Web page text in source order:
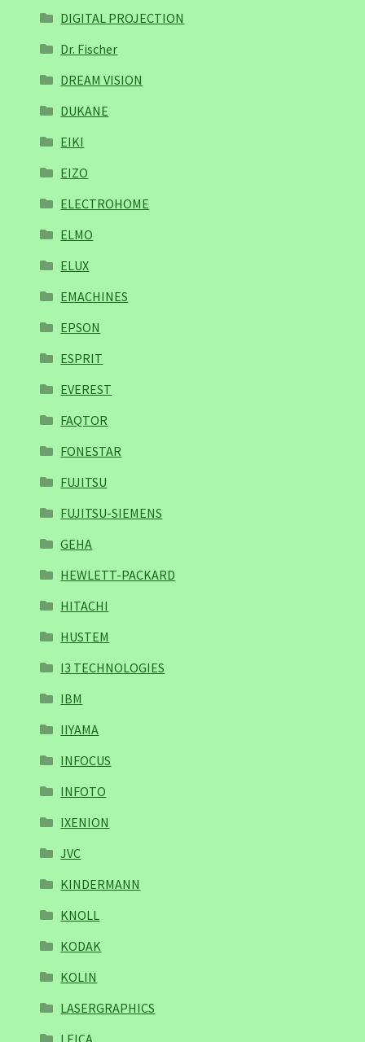
DIGITAL PROJECTION
Dr. Fischer
DREAM VISION
DUKANE
EIKI
EIZO
ELECTROHOME
ELMO
ELUX
EMACHINES
EPSON
ESPRIT
EVEREST
FAQTOR
FONESTAR
FUJITSU
FUJITSU-SIEMENS
GEHA
HEWLETT-PACKARD
HITACHI
HUSTEM
I3 TECHNOLOGIES
IBM
IIYAMA
INFOCUS
INFOTO
IXENION
JVC
KINDERMANN
KNOLL
KODAK
KOLIN
LASERGRAPHICS